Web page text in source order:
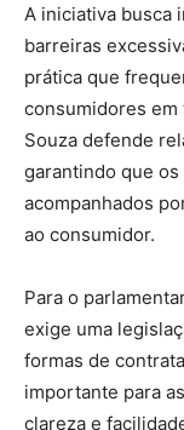
A iniciativa busca
barreiras
prática que
consumidores em
Souza defende
garantindo que
acompanhados
ao consumidor.
Para o
exige uma
formas de
importante para
clareza e